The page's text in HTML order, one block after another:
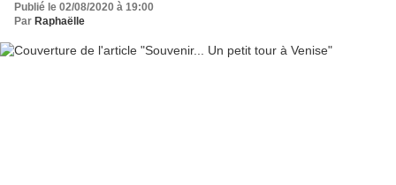
Publié le 02/08/2020 à 19:00
Par Raphaëlle